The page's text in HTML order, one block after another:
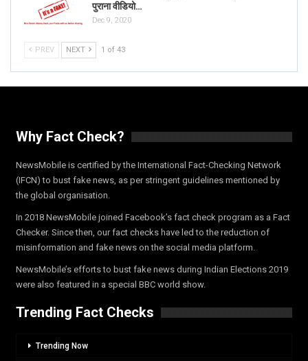
पुराना वीडियो…
Dec 9, 2020
PREV NEXT 1 of 43
Why Fact Check?
NewsMobile is certified by the International Fact-Checking Network
(IFCN) to bust fake news, as per stringent guidelines mentioned by
the global organisation.
In 2018 NewsMobile joined Facebook’s fact check program as a Fact
Checker. Since then, our fact checks have led to the reduction of
misinformation and fake news on the social media platform.
NewsMobile’s efforts to bust fake news during Indian Elections 2019
were also featured in a special BBC world show.
Trending Fact Checks
Trending Now